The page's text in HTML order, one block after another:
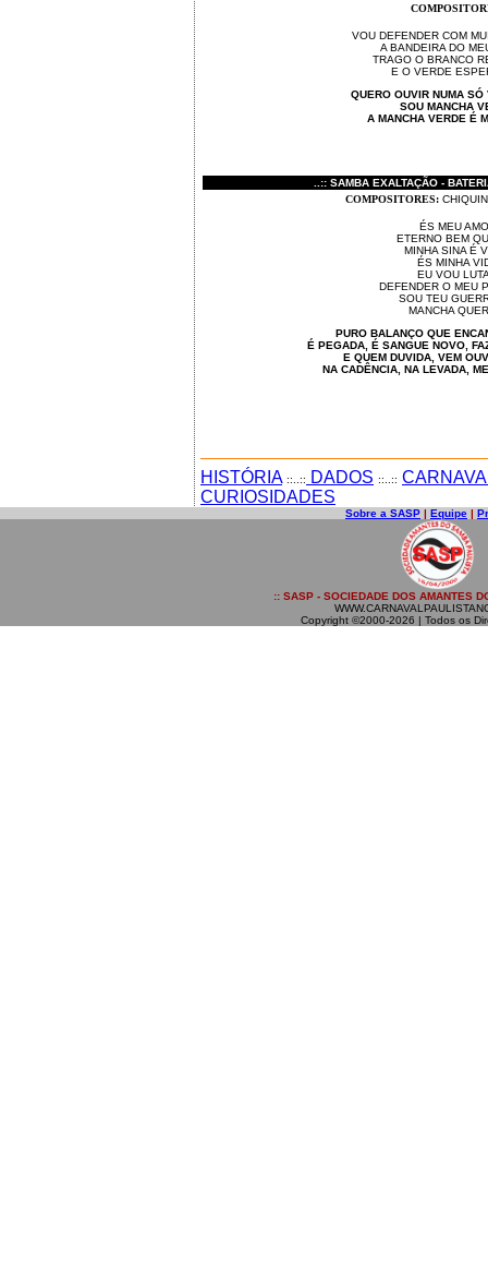
VOU DEFENDER COM
A BANDEIRA DO
TRAGO O BRANCO
E O VERDE
QUERO OUVIR NUMA SÓ
SOU MANCHA
A MANCHA VERDE É
..:: SAMBA EXALTAÇÃO -
COMPOSITORES:
ÉS MEU
ETERNO BEM
MINHA SINA É
ÉS MINHA
EU VOU
DEFENDER O MEU
SOU TEU
MANCHA
PURO BALANÇO QUE
É PEGADA, É SANGUE NOVO,
E QUEM DUVIDA, VEM
NA CADÊNCIA, NA LEVADA,
HISTÓRIA ::..:: DADOS ::..::
CURIOSIDADES
Sobre a SASP | Equipe |
:: SASP - SOCIEDADE DOS AMANTES
Copyright ©2000-2026 | Todos os